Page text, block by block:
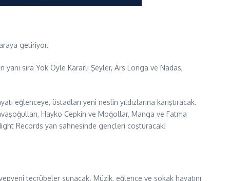
getiriyor.
sıra Yok Öyle Kararlı Şeyler, Ars Longa ve Nadas,
eğlenceye, üstadları yeni neslin yıldızlarına karıştıracak.
Hayko Cepkin ve Moğollar, Manga ve Fatma
Records yan sahnesinde gençleri coşturacak!
tecrübeler sunacak. Müzik, eğlence ve sokak hayatını